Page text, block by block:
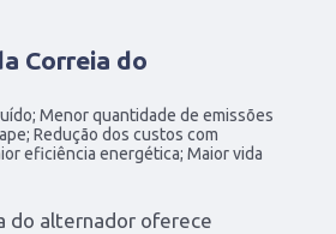
Correia do
Menor quantidade de emissões
Redução dos custos com
eficiência energética; Maior vida
do alternador oferece